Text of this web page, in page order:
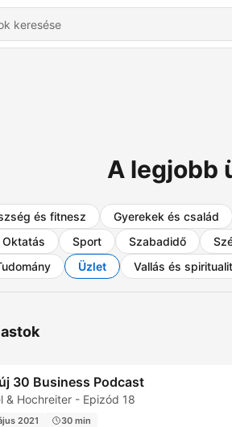
A legjobb
és fitnesz Gyerekek és család
Oktatás Sport Szabadidő
Üzlet Vallás és
30 Business Podcast
& Hochreiter - Epizód 18
2021 30 min